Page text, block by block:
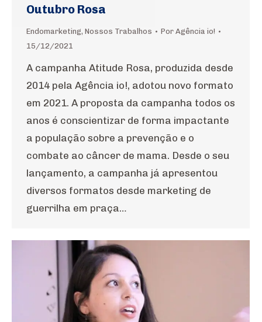
Outubro Rosa
Endomarketing, Nossos Trabalhos Por Agência io!
15/12/2021
A campanha Atitude Rosa, produzida desde
2014 pela Agência io!, adotou novo formato
em 2021. A proposta da campanha todos os
anos é conscientizar de forma impactante
a população sobre a prevenção e o
combate ao câncer de mama. Desde o seu
lançamento, a campanha já apresentou
diversos formatos desde marketing de
guerrilha em praça…